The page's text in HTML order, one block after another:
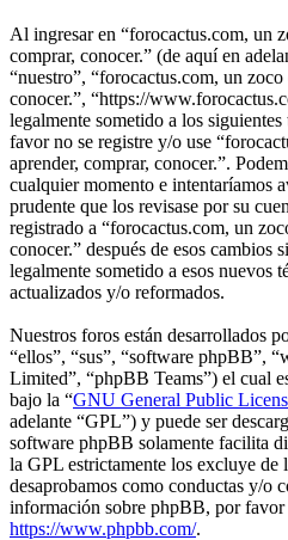
Al ingresar en “forocactus.com, un
comprar, conocer.” (de aquí en
“nuestro”, “forocactus.com, un
conocer.”, “https://
legalmente sometido a los
favor no se registre y/o use
aprender, comprar, conocer.”.
cualquier momento e intentaríamos
prudente que los revisase por su
registrado a “forocactus.com, un
conocer.” después de esos cambios
legalmente sometido a esos nuevos
actualizados y/o reformados.
Nuestros foros están desarrollados
“ellos”, “sus”, “software phpBB”,
Limited”, “phpBB Teams”) el cual
bajo la “GNU General Public
adelante “GPL”) y puede ser
software phpBB solamente facilita
la GPL estrictamente los excluye de
desaprobamos como conductas y/o
información sobre phpBB, por favor
https://www.phpbb.com/.